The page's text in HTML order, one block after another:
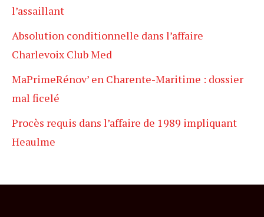
l’assaillant
Absolution conditionnelle dans l’affaire
Charlevoix Club Med
MaPrimeRénov’ en Charente-Maritime : dossier
mal ficelé
Procès requis dans l’affaire de 1989 impliquant
Heaulme